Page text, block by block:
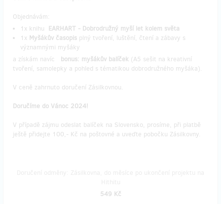
Objednávám:
1x knihu EARHART - Dobrodružný myší let kolem světa
1x Myšákův časopis plný tvoření, luštění, čtení a zábavy s
významnými myšáky
a získám navíc bonus: myšákův balíček (A5 sešit na kreativní
tvoření, samolepky a pohled s tématikou dobrodružného myšáka).
V ceně zahrnuto doručení Zásilkovnou.
Doručíme do Vánoc 2024!
V případě zájmu odeslat balíček na Slovensko, prosíme, při platbě
ještě přidejte 100,- Kč na poštovné a uveďte pobočku Zásilkovny.
549 Kč